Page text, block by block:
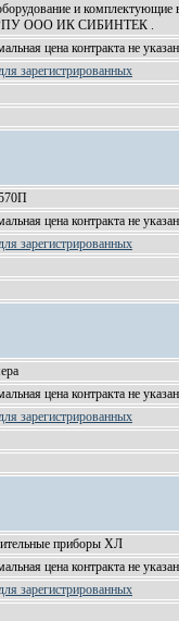
и
РПУ ООО ИК СИБИНТЕК .
цена контракта не
зарегистрированных
цена контракта не
зарегистрированных
цена контракта не
зарегистрированных
приборы ХЛ
цена контракта не
зарегистрированных